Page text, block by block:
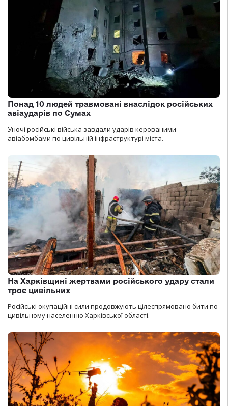
Понад 10 людей травмовані внаслідок російських
авіаударів по Сумах
Уночі російські війська завдали ударів керованими
авіабомбами по цивільній інфраструктурі міста.
На Харківщині жертвами російського удару стали
троє цивільних
Російські окупаційні сили продовжують цілеспрямовано бити по
цивільному населенню Харківської області.